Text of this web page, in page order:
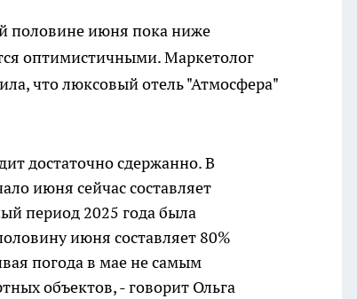
половине июня пока ниже
оптимистичными. Маркетолог
что люксовый отель "Атмосфера"
достаточно сдержанно. В
июня сейчас составляет
период 2025 года была
июня составляет 80%
погода в мае не самым
объектов, - говорит Ольга